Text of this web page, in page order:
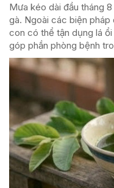
Mưa kéo dài đầu tháng
gà. Ngoài các biện
con có thể tận dụng lá
góp phần phòng bệnh